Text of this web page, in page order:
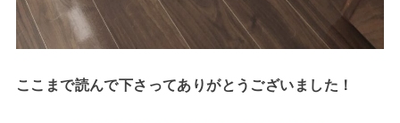
ここまで読んで下さってありがとうございました！